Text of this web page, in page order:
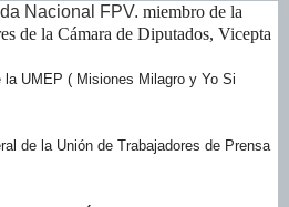
Nacional FPV. miembro de la
de la Cámara de Diputados, Vicepta
la UMEP ( Misiones Milagro y Yo Si
de la Unión de Trabajadores de Prensa